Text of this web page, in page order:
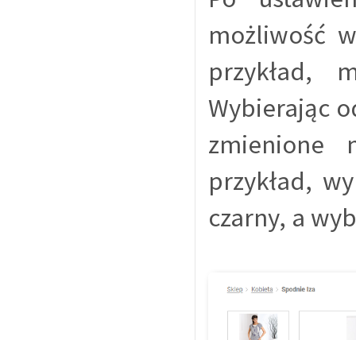
możliwość
przykład,
Wybierając
zmienione
przykład,
czarny, a